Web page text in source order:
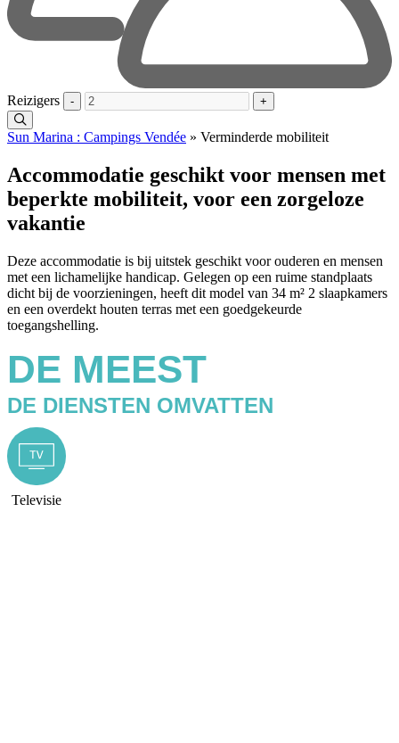
Reizigers - +
Sun Marina : Campings Vendée » Verminderde mobiliteit
Accommodatie geschikt voor mensen met
beperkte mobiliteit, voor een zorgeloze
vakantie
Deze accommodatie is bij uitstek geschikt voor ouderen en mensen
met een lichamelijke handicap. Gelegen op een ruime standplaats
dicht bij de voorzieningen, heeft dit model van 34 m² 2 slaapkamers
en een overdekt houten terras met een goedgekeurde
toegangshelling.
DE MEEST
DE DIENSTEN OMVATTEN
Televisie